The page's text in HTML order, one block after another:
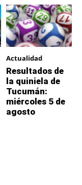
Actualidad
Resultados de
la quiniela de
Tucumán:
miércoles 5 de
agosto